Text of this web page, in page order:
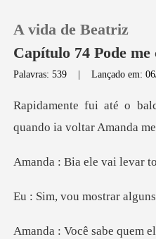
Sair
A vida de Beatriz
Capítulo 74 Pode
Palavras: 539 |Lançado em:
quando ia vol
e vai levar
trar
ocê sabe q